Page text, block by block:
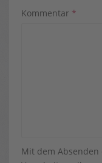
Kommentar *
Mit dem